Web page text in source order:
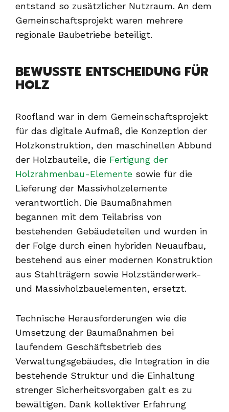
entstand so zusätzlicher Nutzraum. An dem
Gemeinschaftsprojekt waren mehrere
regionale Baubetriebe beteiligt.
BEWUSSTE ENTSCHEIDUNG FÜR
HOLZ
Roofland war in dem Gemeinschaftsprojekt
für das digitale Aufmaß, die Konzeption der
Holzkonstruktion, den maschinellen Abbund
der Holzbauteile, die Fertigung der
Holzrahmenbau-Elemente sowie für die
Lieferung der Massivholzelemente
verantwortlich. Die Baumaßnahmen
begannen mit dem Teilabriss von
bestehenden Gebäudeteilen und wurden in
der Folge durch einen hybriden Neuaufbau,
bestehend aus einer modernen Konstruktion
aus Stahlträgern sowie Holzständerwerk-
und Massivholzbauelementen, ersetzt.
Technische Herausforderungen wie die
Umsetzung der Baumaßnahmen bei
laufendem Geschäftsbetrieb des
Verwaltungsgebäudes, die Integration in die
bestehende Struktur und die Einhaltung
strenger Sicherheitsvorgaben galt es zu
bewältigen. Dank kollektiver Erfahrung